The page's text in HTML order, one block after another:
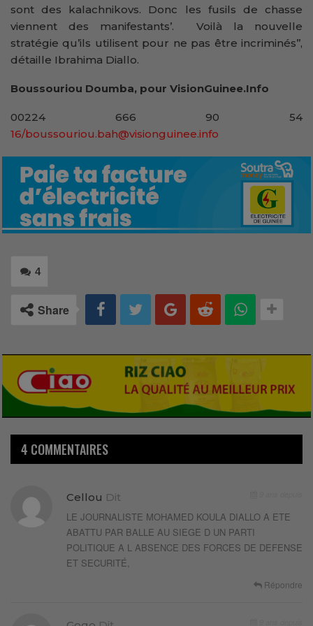
sont des kalachnikovs. Donc les fusils de chasse
viennent des manifestants’. Voilà la nouvelle
stratégie qu’ils utilisent pour ne pas être incriminés’’,
détaille Ibrahima Diallo.
Boussouriou Doumba, pour VisionGuinee.Info
00224 666 90 54
16/boussouriou.bah@visionguinee.info
4
Share
4 COMMENTAIRES
Cellou Dit
LE JOURNALISTE MOHAMED KOULA DIALLO A ETE
ABATTU PAR BALLE AU SIEGE D UN PARTI
POLITIQUE A L ABSENCE DES FORCES DE DEFENSE
ET SECURITÉ,
Répondre